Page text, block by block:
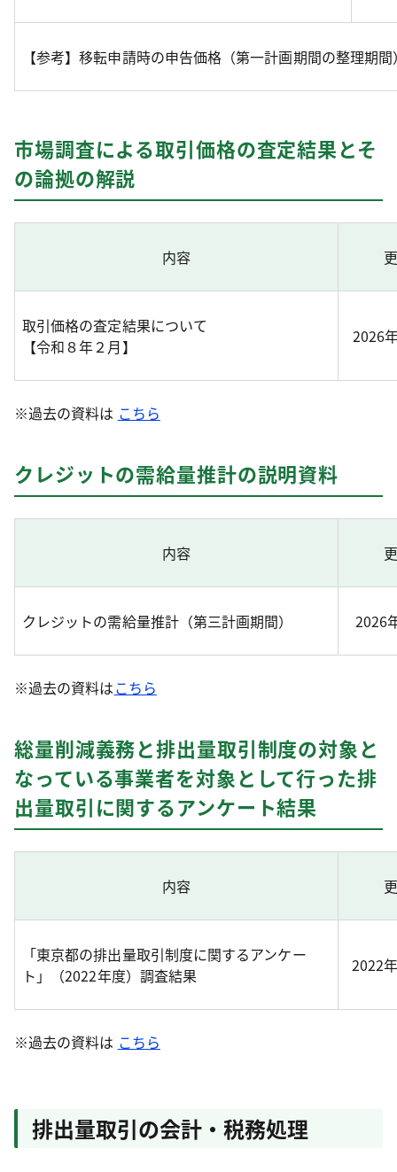
【参考】移転申請時の申告価格（第一計画期間の整理期間
市場調査による取引価格の査定結果とそ
の論拠の解説
内容
取引価格の査定結果について
【令和８年２月】
2026
※過去の資料は こちら
クレジットの需給量推計の説明資料
内容
クレジットの需給量推計（第三計画期間） 2026
※過去の資料はこちら
総量削減義務と排出量取引制度の対象と
なっている事業者を対象として行った排
出量取引に関するアンケート結果
内容
「東京都の排出量取引制度に関するアンケー
ト」（2022年度）調査結果
2022
※過去の資料は こちら
排出量取引の会計・税務処理